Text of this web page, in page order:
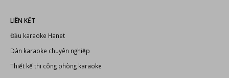
LIÊN KẾT
Đầu karaoke Hanet
Dàn karaoke chuyên nghiệp
Thiết kế thi công phòng karaoke